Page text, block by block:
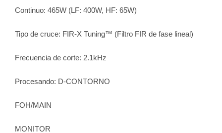
Continuo: 465W (LF: 400W, HF: 65W)
Tipo de cruce: FIR-X Tuning™ (Filtro FIR de fase lineal)
Frecuencia de corte: 2.1kHz
Procesando: D-CONTORNO
FOH/MAIN
MONITOR